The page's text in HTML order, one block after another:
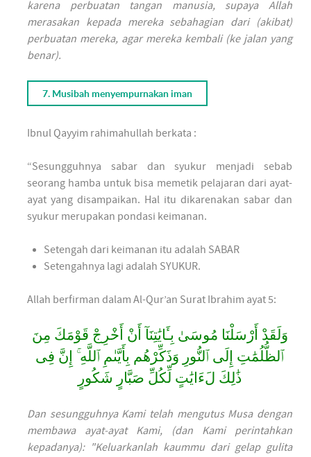
karena perbuatan tangan manusia, supaya Allah
merasakan kepada mereka sebahagian dari (akibat)
perbuatan mereka, agar mereka kembali (ke jalan yang
benar).
7. Musibah menyempurnakan iman
Ibnul Qayyim rahimahullah berkata :
“Sesungguhnya sabar dan syukur menjadi sebab
seorang hamba untuk bisa memetik pelajaran dari ayat-
ayat yang disampaikan. Hal itu dikarenakan sabar dan
syukur merupakan pondasi keimanan.
Setengah dari keimanan itu adalah SABAR
Setengahnya lagi adalah SYUKUR.
Allah berfirman dalam Al-Qur’an Surat Ibrahim ayat 5:
وَلَقَدْ أَرْسَلْنَا مُوسَىٰ بِـَٔايَٰتِنَآ أَنْ أَخْرِجْ قَوْمَكَ مِنَ
ٱلظُّلُمَٰتِ إِلَى ٱلنُّورِ وَذَكِّرْهُم بِأَيَّىٰمِ ٱللَّهِ ۚ إِنَّ فِى
ذَٰلِكَ لَءَايَٰتٍ لِّكُلِّ صَبَّارٍ شَكُورٍ
Dan sesungguhnya Kami telah mengutus Musa dengan
membawa ayat-ayat Kami, (dan Kami perintahkan
kepadanya): "Keluarkanlah kaummu dari gelap gulita